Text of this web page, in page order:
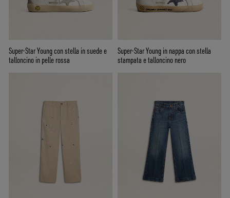
Super-Star Young con stella in suede e
talloncino in pelle rossa
Super-Star Young in nappa con stella
stampata e talloncino nero